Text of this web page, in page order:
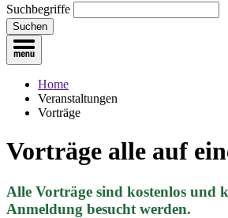
Suchbegriffe
Suchen
Home
Veranstaltungen
Vorträge
Vorträge alle auf
Alle Vorträge sind kostenlos und
Anmeldung besucht werden.